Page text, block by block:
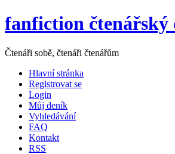
fanfiction čtenářský
Čtenáři sobě, čtenáři čtenářům
Hlavní stránka
Registrovat se
Login
Můj deník
Vyhledávání
FAQ
Kontakt
RSS